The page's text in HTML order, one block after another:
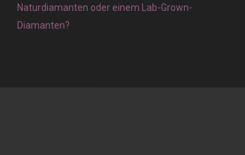
Naturdiamanten oder einem Lab-Grown-
Diamanten?